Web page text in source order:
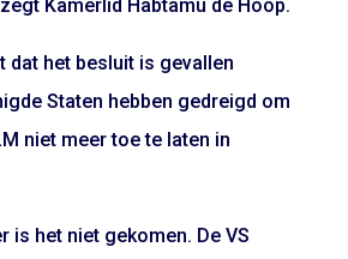
Kamerlid Habtamu de Hoop.
dat het besluit is gevallen
Staten hebben gedreigd om
niet meer toe te laten in
is het niet gekomen. De VS